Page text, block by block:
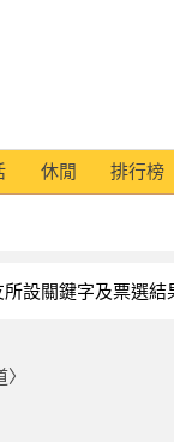
休閒 排行榜
所設關鍵字及票選結